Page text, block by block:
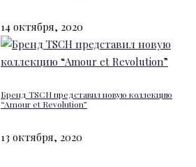
14 октября, 2020
Бренд TSCH представил новую коллекцию
“Amour et Revolution”
13 октября, 2020